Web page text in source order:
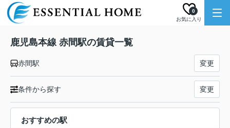
お気に入り
0
鹿児島本線 赤間駅の賃貸一覧
赤間駅 変更
条件から探す 変更
おすすめの駅